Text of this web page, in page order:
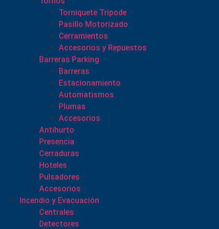
Torniquete Tripode
Pasillo Motorizado
Cerramientos
Accesorios y Repuestos
Barreras Parking
Barreras
Estacionamiento
Automatismos
Plumas
Accesorios
Antihurto
Presencia
Cerraduras
Hoteles
Pulsadores
Accesorios
Incendio y Evacuación
Centrales
Detectores